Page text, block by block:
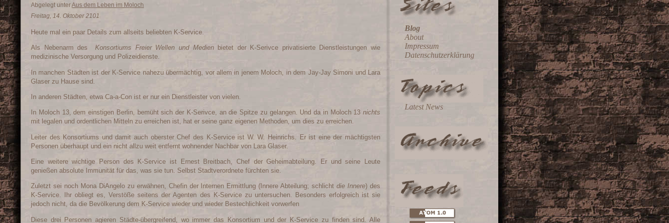
Blog
About
Impressum
Datenschutzerklärung
Latest News
Abgelegt unterAus dem Leben im Moloch
Freitag, 14. Oktober 2101
Heute mal ein paar Details zum allseits beliebten K-Service.
Als Nebenarm desKonsortiums Freier Wellen und Medienbietet der K-Serivce privatisierte Dienstleistungen wie
medizinische Versorgung und Polizeidienste.
In manchen Städten ist der K-Service nahezu übermächtig, vor allem in jenem Moloch, in dem Jay-Jay Simoni und Lara
Glaser zu Hause sind.
In anderen Städten, etwa Ca-a-Con ist er nur ein Dienstleister von vielen.
In Moloch 13, dem einstigen Berlin, bemüht sich der K-Serivce, an die Spitze zu gelangen. Und da in Moloch 13 nichts
mit legalen und ordentlichen Mitteln zu erreichen ist, hat er seine ganz eigenen Methoden, um dies zu erreichen.
Leiter des Konsortiums und damit auch oberster Chef des K-Service ist W. W. Heinrichs. Er ist eine der mächtigsten
Personen überhaupt und ein nicht allzu weit entfernt wohnender Nachbar von Lara Glaser.
Eine weitere wichtige Person des K-Service ist Ernest Breitbach, Chef der Geheimabteilung. Er und seine Leute
genießen absolute Immunität für das, was sie tun. Selbst Stadtverordnete fürchten sie.
Zuletzt sei noch Mona DiAngelo zu erwähnen, Chefin der Internen Ermittlung (Innere Abteilung; schlichtdie Innere) des
K-Service. Ihr obliegt es, Verstöße seitens der Agenten des K-Service zu untersuchen. Besonders erfolgreich ist sie
jedoch nicht, da die Bevölkerung dem K-Service wieder und wieder Bestechlichkeit vorwerfen
Diese drei Personen agieren Städte-übergreifend, wo immer das Konsortium und der K-Service zu finden sind. Alle